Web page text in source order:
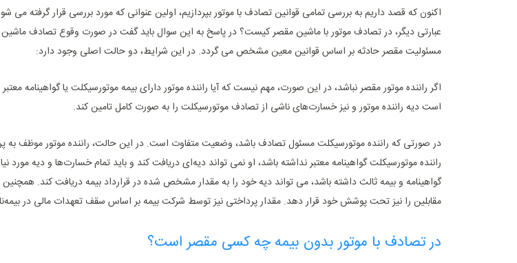
اکنون که قصد داریم به بررسی تمامی قوانین تصادف با موتور بپردازیم، اولین عنوانی که مورد بررسی قرار گرفته
عبارتی دیگر، در تصادف موتور با ماشین مقصر کیست؟ در پاسخ به این سوال باید گفت در صورت وقوع تصادف ماشین
مسئولیت مقصر حادثه بر اساس قوانین معین مشخص می ‌گردد. در این شرایط، دو حالت اصلی وجود دارد:
اگر راننده موتور مقصر نباشد، در این صورت، مهم نیست که آیا راننده موتور دارای بیمه موتورسیکلت یا گواهینامه
است دیه راننده موتور و نیز خسارت‌های ناشی از تصادف موتورسیکلت را به صورت کامل تامین کند.
در صورتی که راننده موتورسیکلت مسئول تصادف باشد، وضعیت متفاوت است. در این حالت، راننده موتور موظف
راننده موتورسیکلت گواهینامه معتبر نداشته باشد، او نمی ‌تواند دیه‌ای دریافت کند و باید تمام خسارت‌ها و دیه مورد
گواهینامه و بیمه ثالث داشته باشد، می ‌تواند دیه خود را به مقدار مشخص شده در قرارداد بیمه دریافت کند.
مقابلین را نیز تحت پوشش خود قرار دهد. مقدار پرداختی نیز توسط شرکت بیمه بر اساس سقف تعهدات مالی در
در تصادف با موتور بدون بیمه چه کسی مقصر است؟